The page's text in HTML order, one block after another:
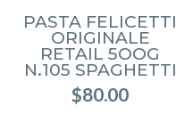
PASTA FELICETTI
ORIGINALE
RETAIL 5OOG
N.105 SPAGHETTI
$80.00